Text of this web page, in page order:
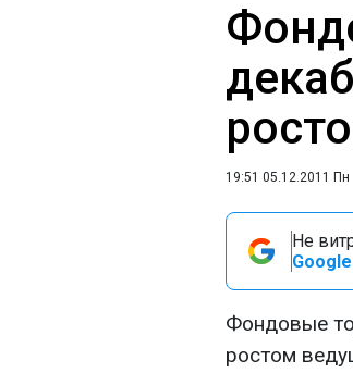
19:51 05.12.2011 Пн
Не
Google
Фондовые
ростом